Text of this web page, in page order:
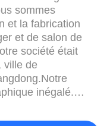
sommes
et la fabrication
et de salon de
société était
ville de
inégalé., il
deux